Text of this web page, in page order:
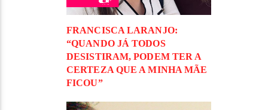
FRANCISCA LARANJO:
“QUANDO JÁ TODOS
DESISTIRAM, PODEM TER A
CERTEZA QUE A MINHA MÃE
FICOU”